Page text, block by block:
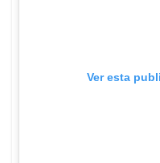
Ver esta